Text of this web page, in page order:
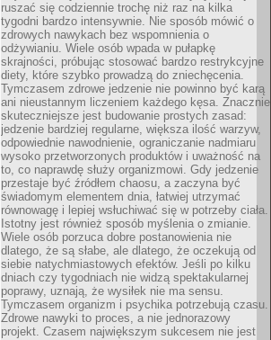
ruszać się codziennie trochę niż raz na kilka
tygodni bardzo intensywnie. Nie sposób mówić o
zdrowych nawykach bez wspomnienia o
odżywianiu. Wiele osób wpada w pułapkę
skrajności, próbując stosować bardzo restrykcyjne
diety, które szybko prowadzą do zniechęcenia.
Tymczasem zdrowe jedzenie nie powinno być karą
ani nieustannym liczeniem każdego kęsa. Znacznie
skuteczniejsze jest budowanie prostych zasad:
jedzenie bardziej regularne, większa ilość warzyw,
odpowiednie nawodnienie, ograniczanie nadmiaru
wysoko przetworzonych produktów i uważność na
to, co naprawdę służy organizmowi. Gdy jedzenie
przestaje być źródłem chaosu, a zaczyna być
świadomym elementem dnia, łatwiej utrzymać
równowagę i lepiej wsłuchiwać się w potrzeby ciała.
Istotny jest również sposób myślenia o zmianie.
Wiele osób porzuca dobre postanowienia nie
dlatego, że są słabe, ale dlatego, że oczekują od
siebie natychmiastowych efektów. Jeśli po kilku
dniach czy tygodniach nie widzą spektakularnej
poprawy, uznają, że wysiłek nie ma sensu.
Tymczasem organizm i psychika potrzebują czasu.
Zdrowe nawyki to proces, a nie jednorazowy
projekt. Czasem największym sukcesem nie jest